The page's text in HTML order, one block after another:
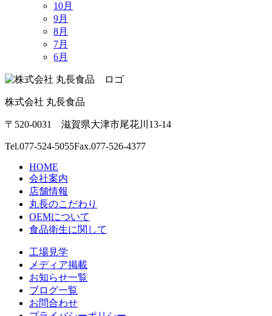
10月
9月
8月
7月
6月
株式会社 丸長食品
〒520-0031 滋賀県大津市尾花川13-14
Tel.077-524-5055Fax.077-526-4377
HOME
会社案内
店舗情報
丸長のこだわり
OEMについて
食品衛生に関して
工場見学
メディア掲載
お知らせ一覧
ブログ一覧
お問合わせ